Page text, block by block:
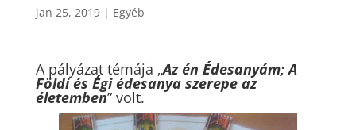
jan 25, 2019| Egyéb
A pályázat témája „Az én Édesanyám; A
Földi és Égi édesanya szerepe az
életemben” volt.